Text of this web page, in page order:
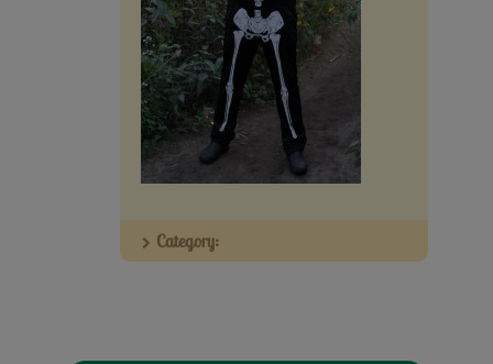
Veranstaltungen
Baumpaten
Kontakt
Category: